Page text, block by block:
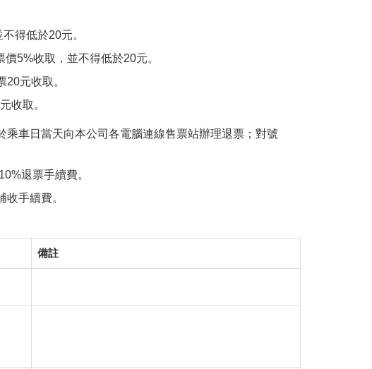
得低於20元。
5%收取，並不得低於20元。
元收取。
收取。
車日當天向本公司各電腦連線售票站辦理退票；對號
退票手續費。
手續費。
備註